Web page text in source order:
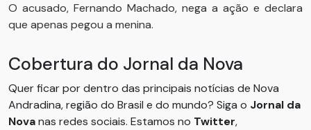
O acusado, Fernando Machado, nega a ação e declara
que apenas pegou a menina.
Cobertura do Jornal da Nova
Quer ficar por dentro das principais notícias de Nova
Andradina, região do Brasil e do mundo? Siga o Jornal da
Novanas redes sociais. Estamos no Twitter,